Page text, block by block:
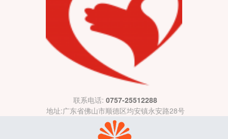
联系电话: 0757-25512288
地址:广东省佛山市顺德区均安镇永安路28号